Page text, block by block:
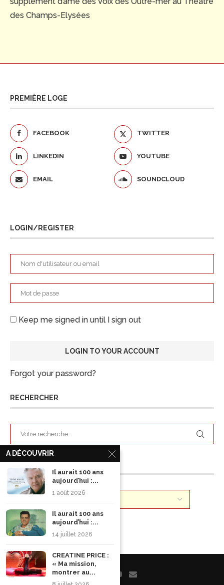
des Champs-Elysées
PREMIÈRE LOGE
FACEBOOK TWITTER
LINKEDIN YOUTUBE
EMAIL SOUNDCLOUD
LOGIN/REGISTER
Keep me signed in until I sign out
Forgot your password?
RECHERCHER
ARCHIVES
A DÉCOUVRIR
Il aurait 100 ans
aujourd’hui :...
1 août 2026
Il aurait 100 ans
aujourd’hui :...
14 juillet 2026
CREATINE PRICE :
« Ma mission,
montrer au...